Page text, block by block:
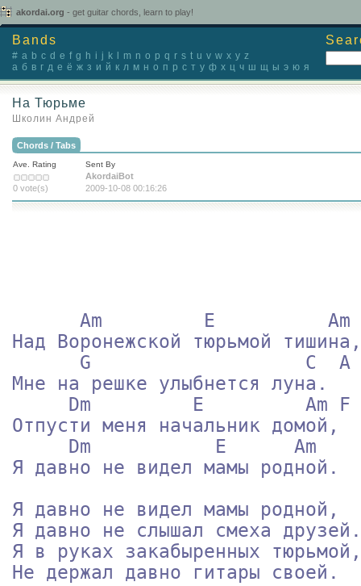
akordai.org - get guitar chords, learn to play!
Bands
# a b c d e f g h i j k m n o p q r s t u v w x y z
а б в г д е ё ж з и й к л м н о п р с т у ф х ц ч ш щ ы э ю я
На Тюрьме
Школин Андрей
Chords / Tabs
Ave. Rating
0 vote(s)
Sent By
AkordaiBot
2009-10-08 00:16:26
Над Воронежской тюрьмой тишина,
Мне на решке улыбнется луна.
Отпусти меня начальник домой,
Я давно не видел мамы родной.
Я давно не видел мамы родной,
Я давно не слышал смеха друзей.
Я в руках закабыренных тюрьмой,
Не держал давно гитары своей.